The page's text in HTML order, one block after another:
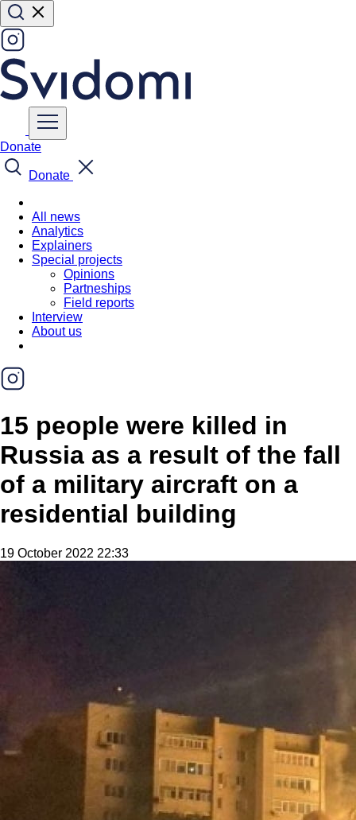
Donate
Donate
All news
Analytics
Explainers
Special projects
Opinions
Partneships
Field reports
Interview
About us
15 people were killed in
Russia as a result of the fall
of a military aircraft on a
residential building
19 October 2022 22:33